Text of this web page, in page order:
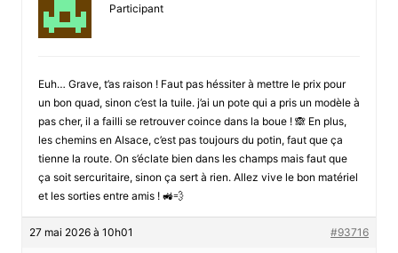
Participant
Euh… Grave, t’as raison ! Faut pas héssiter à mettre le prix pour
un bon quad, sinon c’est la tuile. j’ai un pote qui a pris un modèle à
pas cher, il a failli se retrouver coince dans la boue ! 🙈 En plus,
les chemins en Alsace, c’est pas toujours du potin, faut que ça
tienne la route. On s’éclate bien dans les champs mais faut que
ça soit sercuritaire, sinon ça sert à rien. Allez vive le bon matériel
et les sorties entre amis ! 🚜💨
27 mai 2026 à 10h01 #93716